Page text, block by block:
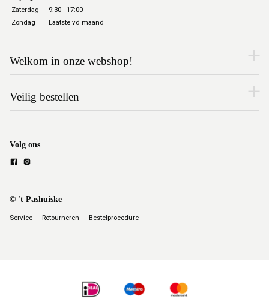
Zaterdag
9:30 - 17:00
Zondag
Laatste vd maand
Welkom in onze webshop!
Veilig bestellen
Volg ons
© 't Pashuiske
Service Retourneren Bestelprocedure